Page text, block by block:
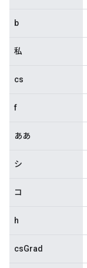
b
私
cs
f
ああ
シ
コ
h
csGrad